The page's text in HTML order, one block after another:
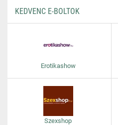
KEDVENC E-BOLTOK
Erotikashow
Szexshop